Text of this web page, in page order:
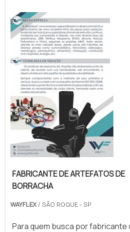
FABRICANTE DE ARTEFATOS DE
BORRACHA
WAYFLEX / SÃO ROQUE - SP
Para quem busca por